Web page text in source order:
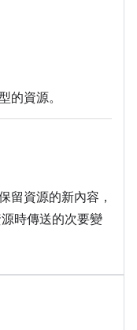
的資源。
留資源的新內容，
時傳送的次要變